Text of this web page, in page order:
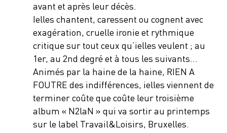
avant et après leur décès.
Ielles chantent, caressent ou cognent avec
exagération, cruelle ironie et rythmique
critique sur tout ceux qu’ielles veulent ; au
1er, au 2nd degré et à tous les suivants…
Animés par la haine de la haine, RIEN A
FOUTRE des indifférences, ielles viennent de
terminer coûte que coûte leur troisième
album « N2laN » qui va sortir au printemps
sur le label Travail&Loisirs, Bruxelles.